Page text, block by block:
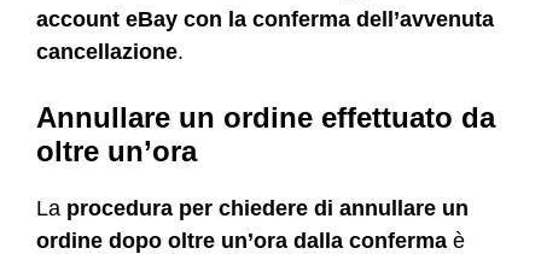
account eBay con la conferma dell’avvenuta
cancellazione.
Annullare un ordine effettuato da
oltre un’ora
La procedura per chiedere di annullare un
ordine dopo oltre un’ora dalla conferma è